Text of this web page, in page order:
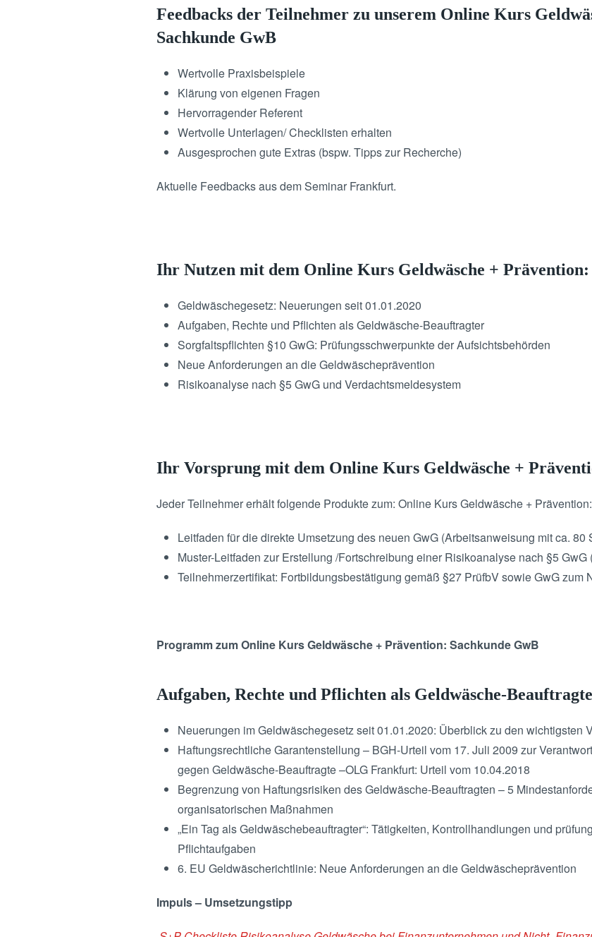
Feedbacks der Teilnehmer zu unserem Online Kurs
Sachkunde GwB
Wertvolle Praxisbeispiele
Klärung von eigenen Fragen
Hervorragender Referent
Wertvolle Unterlagen/ Checklisten erhalten
Ausgesprochen gute Extras (bspw. Tipps zur Recherche)
Aktuelle Feedbacks aus dem Seminar Frankfurt.
Ihr Nutzen mit dem Online Kurs Geldwäsche + Prävention:
Geldwäschegesetz: Neuerungen seit 01.01.2020
Aufgaben, Rechte und Pflichten als Geldwäsche-Beauftragter
Sorgfaltspflichten §10 GwG: Prüfungsschwerpunkte der Aufsichtsbehörden
Neue Anforderungen an die Geldwäscheprävention
Risikoanalyse nach §5 GwG und Verdachtsmeldesystem
Ihr Vorsprung mit dem Online Kurs Geldwäsche +
Jeder Teilnehmer erhält folgende Produkte zum: Online Kurs Geldwäsche +
Leitfaden für die direkte Umsetzung des neuen GwG (Arbeitsanweisung mit ca. 80
Muster-Leitfaden zur Erstellung /Fortschreibung einer Risikoanalyse nach §5
Teilnehmerzertifikat: Fortbildungsbestätigung gemäß §27 PrüfbV sowie GwG zum
Programm zum Online Kurs Geldwäsche + Prävention: Sachkunde GwB
Aufgaben, Rechte und Pflichten als Geldwäsche-
Neuerungen im Geldwäschegesetz seit 01.01.2020: Überblick zu den wichtigsten
Haftungsrechtliche Garantenstellung – BGH-Urteil vom 17. Juli 2009 zur
gegen Geldwäsche-Beauftragte –OLG Frankfurt: Urteil vom 10.04.2018
Begrenzung von Haftungsrisiken des Geldwäsche-Beauftragten – 5
organisatorischen Maßnahmen
„Ein Tag als Geldwäschebeauftragter“: Tätigkeiten, Kontrollhandlungen und
Pflichtaufgaben
6. EU Geldwäscherichtlinie: Neue Anforderungen an die Geldwäscheprävention
Impuls – Umsetzungstipp